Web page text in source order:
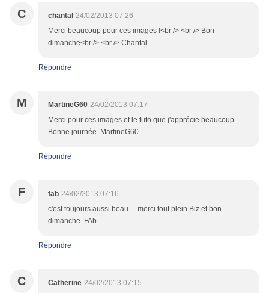
C chantal 24/02/2013 07:26
Merci beaucoup pour ces images !<br /> <br /> Bon
dimanche<br /> <br /> Chantal
Répondre
M MartineG60 24/02/2013 07:17
Merci pour ces images et le tuto que j'apprécie beaucoup.
Bonne journée. MartineG60
Répondre
F fab 24/02/2013 07:16
c'est toujours aussi beau.... merci tout plein Biz et bon
dimanche. FAb
Répondre
C Catherine 24/02/2013 07:15